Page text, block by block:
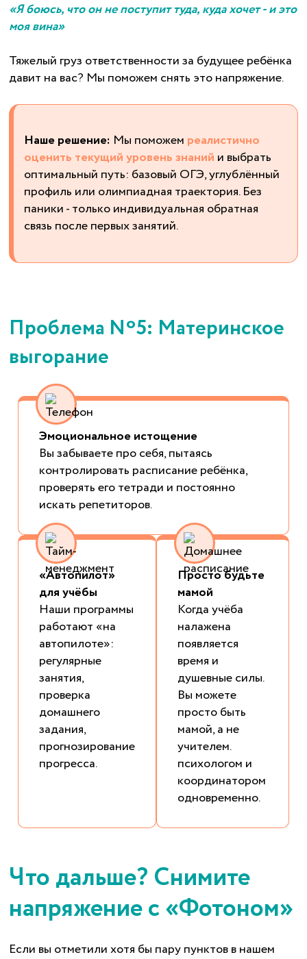
«Я боюсь, что он не поступит туда, куда хочет - и это
моя вина»
Тяжелый груз ответственности за будущее ребёнка
давит на вас? Мы поможем снять это напряжение.
Наше решение: Мы поможем реалистично
оценить текущий уровень знаний и выбрать
оптимальный путь: базовый ОГЭ, углублённый
профиль или олимпиадная траектория. Без
паники - только индивидуальная обратная
связь после первых занятий.
Проблема Nº5: Материнское
выгорание
Эмоциональное истощение
Вы забываете про себя, пытаясь
контролировать расписание ребёнка,
проверять его тетради и постоянно
искать репетиторов.
«Автопилот»
для учёбы
Наши программы
работают «на
автопилоте»:
регулярные
занятия,
проверка
домашнего
задания,
прогнозирование
прогресса.
Просто будьте
мамой
Когда учёба
налажена
появляется
время и
душевные силы.
Вы можете
просто быть
мамой, а не
учителем.
психологом и
координатором
одновременно.
Что дальше? Снимите
напряжение с «Фотоном»
Если вы отметили хотя бы пару пунктов в нашем